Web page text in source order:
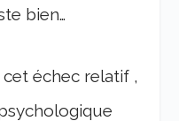
bien…
échec relatif ,